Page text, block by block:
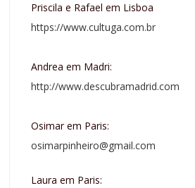
Priscila e Rafael em Lisboa
https://www.cultuga.com.br
Andrea em Madri:
http://www.descubramadrid.com
Osimar em Paris:
osimarpinheiro@gmail.com
Laura em Paris: